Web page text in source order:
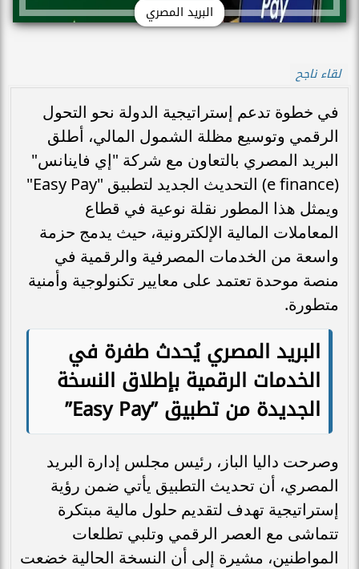
البريد المصري
لقاء ناجح
في خطوة تدعم إستراتيجية الدولة نحو التحول
الرقمي وتوسيع مظلة الشمول المالي، أطلق
البريد المصري بالتعاون مع شركة "إي فاينانس"
(e finance) التحديث الجديد لتطبيق "Easy Pay"
ويمثل هذا المطور نقلة نوعية في قطاع
المعاملات المالية الإلكترونية، حيث يدمج حزمة
واسعة من الخدمات المصرفية والرقمية في
منصة موحدة تعتمد على معايير تكنولوجية وأمنية
متطورة.
البريد المصري يُحدث طفرة في
الخدمات الرقمية بإطلاق النسخة
الجديدة من تطبيق ”Easy Pay”
وصرحت داليا الباز، رئيس مجلس إدارة البريد
المصري، أن تحديث التطبيق يأتي ضمن رؤية
إستراتيجية تهدف لتقديم حلول مالية مبتكرة
تتماشى مع العصر الرقمي وتلبي تطلعات
المواطنين، مشيرة إلى أن النسخة الحالية خضعت